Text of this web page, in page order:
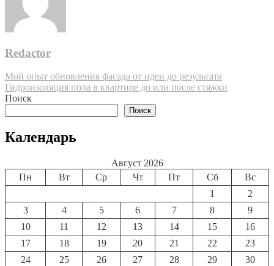
Redactor
Навигация
по
Мой опыт обновления фасада от идеи до результата
Гидроизоляция пола в квартире до или после стяжки
Поиск
Поиск
Календарь
Август 2026
Пн
Вт Ср Чт Пт Сб
Вс
1
2
3
4 5 6 7 8
9
10
11 12 13 14 15
16
17
18 19 20 21 22
23
24
25 26 27 28 29
30